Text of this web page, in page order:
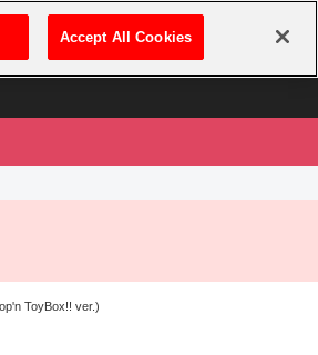
ログイン・新規登録
ToyBox!! ver.)
Accept All Cookies